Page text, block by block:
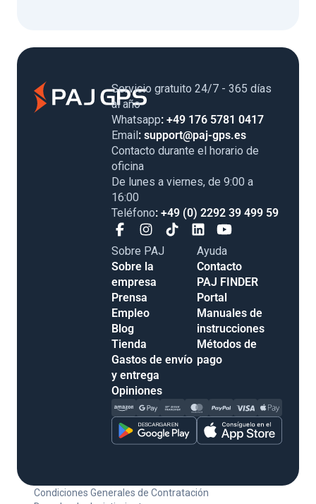
Servicio gratuito 24/7 - 365 días
al año
Whatsapp: +49 176 5781 0417
Email: support@paj-gps.es
Contacto durante el horario de
oficina
De lunes a viernes, de 9:00 a
16:00
Teléfono: +49 (0) 2292 39 499 59
Sobre PAJ
Sobre la
empresa
Prensa
Empleo
Blog
Tienda
Gastos de envío
y entrega
Opiniones
Ayuda
Contacto
PAJ FINDER
Portal
Manuales de
instrucciones
Métodos de
pago
Condiciones Generales de Contratación